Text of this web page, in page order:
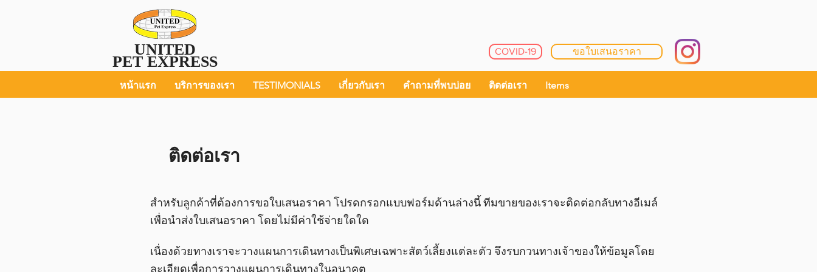
UNITED
PET EXPRESS
COVID-19 ขอใบเสนอราคา
หน้าแรก บริการของเรา TESTIMONIALS เกี่ยวกับเรา คำถามที่พบบ่อย ติดต่อเรา Items
ติดต่อเรา
สำหรับลูกค้าที่ต้องการขอใบเสนอราคา โปรดกรอกแบบฟอร์มด้านล่างนี้ ทีมขายของเราจะติดต่อกลับทางอีเมล์
เพื่อนำส่งใบเสนอราคา โดยไม่มีค่าใช้จ่ายใดใด
เนื่องด้วยทางเราจะวางแผนการเดินทางเป็นพิเศษเฉพาะสัตว์เลี้ยงแต่ละตัว จึงรบกวนทางเจ้าของให้ข้อมูลโดย
ละเอียดเพื่อการวางแผนการเดินทางในอนาคต